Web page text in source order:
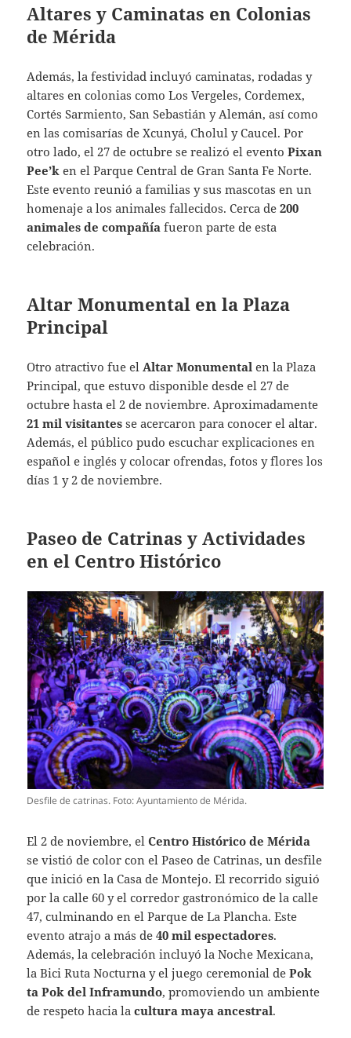
Altares y Caminatas en Colonias
de Mérida
Además, la festividad incluyó caminatas, rodadas y
altares en colonias como Los Vergeles, Cordemex,
Cortés Sarmiento, San Sebastián y Alemán, así como
en las comisarías de Xcunyá, Cholul y Caucel. Por
otro lado, el 27 de octubre se realizó el eventoPixan
Pee’k en el Parque Central de Gran Santa Fe Norte.
Este evento reunió a familias y sus mascotas en un
homenaje a los animales fallecidos. Cerca de200
animales de compañía fueron parte de esta
celebración.
Altar Monumental en la Plaza
Principal
Otro atractivo fue el Altar Monumental en la Plaza
Principal, que estuvo disponible desde el 27 de
octubre hasta el 2 de noviembre. Aproximadamente
21 mil visitantes se acercaron para conocer el altar.
Además, el público pudo escuchar explicaciones en
español e inglés y colocar ofrendas, fotos y flores los
días 1 y 2 de noviembre.
Paseo de Catrinas y Actividades
en el Centro Histórico
Desfile de catrinas. Foto: Ayuntamiento de Mérida.
El 2 de noviembre, elCentro Histórico de Mérida
se vistió de color con el Paseo de Catrinas, un desfile
que inició en la Casa de Montejo. El recorrido siguió
por la calle 60 y el corredor gastronómico de la calle
47, culminando en el Parque de La Plancha. Este
evento atrajo a más de40 mil espectadores.
Además, la celebración incluyó la Noche Mexicana,
la Bici Ruta Nocturna y el juego ceremonial dePok
ta Pok del Inframundo, promoviendo un ambiente
de respeto hacia lacultura maya ancestral.